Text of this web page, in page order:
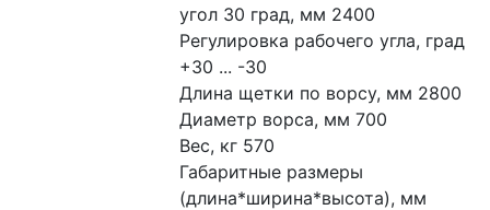
угол 30 град, мм 2400
Регулировка рабочего угла, град
+30 ... -30
Длина щетки по ворсу, мм 2800
Диаметр ворса, мм 700
Вес, кг 570
Габаритные размеры
(длина*ширина*высота), мм